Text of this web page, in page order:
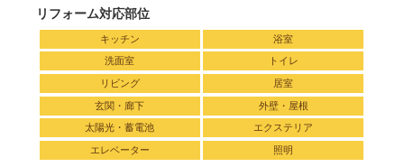
リフォーム対応部位
キッチン 浴室
洗面室 トイレ
リビング 居室
玄関・廊下 外壁・屋根
太陽光・蓄電池 エクステリア
エレベーター 照明